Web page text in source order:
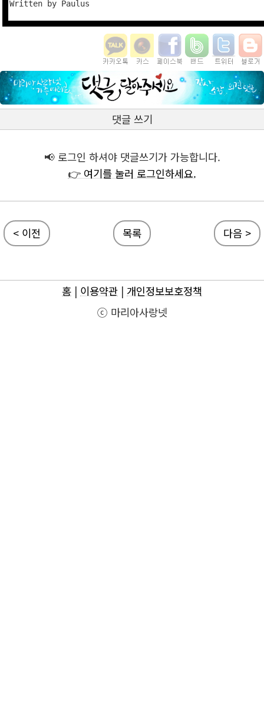
댓글 쓰기
📢 로그인 하셔야 댓글쓰기가 가능합니다.
👉 여기를 눌러 로그인하세요.
< 이전 목록 다음 >
홈 | 이용약관 | 개인정보보호정책
ⓒ 마리아사랑넷